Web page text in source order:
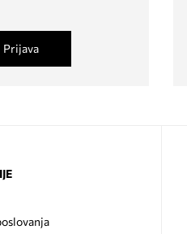
Prijava